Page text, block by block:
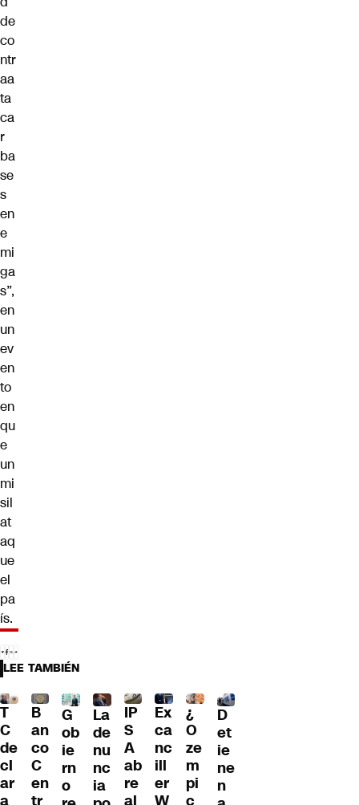
de
co
ntr
aa
ta
ca
r
ba
se
s
en
e
mi
ga
s”,
en
un
ev
en
to
en
qu
e
un
mi
sil
at
aq
ue
el
pa
ís.
LEE TAMBIÉN
T
C
de
cl
ar
B
an
co
C
en
G
ob
ie
rn
o
La
de
nu
nc
ia
IP
S
A
ab
re
Ex
ca
nc
ill
er
¿
O
ze
m
pi
D
et
ie
ne
n